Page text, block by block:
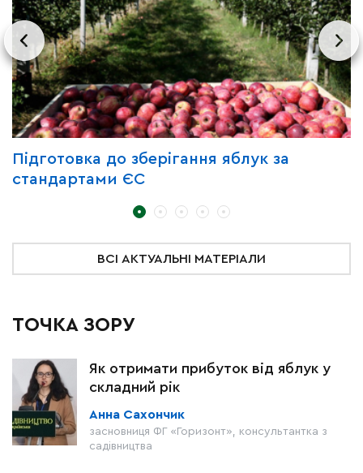
Підготовка до зберігання яблук за
стандартами ЄС
ВСІ АКТУАЛЬНІ МАТЕРІАЛИ
ТОЧКА ЗОРУ
Як отримати прибуток від яблук у
складний рік
Анна Сахончик
засновниця ФГ «Горизонт», консультантка з
садівництва